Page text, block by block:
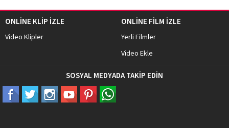
ONLİNE KLİP İZLE
Video Klipler
ONLİNE FİLM İZLE
Yerli Filmler
Video Ekle
SOSYAL MEDYADA TAKİP EDİN